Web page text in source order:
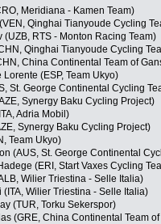
Meridiana - Kamen Team)
Qinghai Tianyoude Cycling
(UZB, RTS - Monton Racing Team)
Qinghai Tianyoude Cycling
China Continental Team of
Lorente (ESP, Team Ukyo)
St. George Continental Cycling
Synergy Baku Cycling Project)
Adria Mobil)
Synergy Baku Cycling Project)
Team Ukyo)
(AUS, St. George Continental
(ERI, Start Vaxes Cycling
Wilier Triestina - Selle Italia)
(ITA, Wilier Triestina - Selle Italia)
(TUR, Torku Sekerspor)
(GRE, China Continental Team